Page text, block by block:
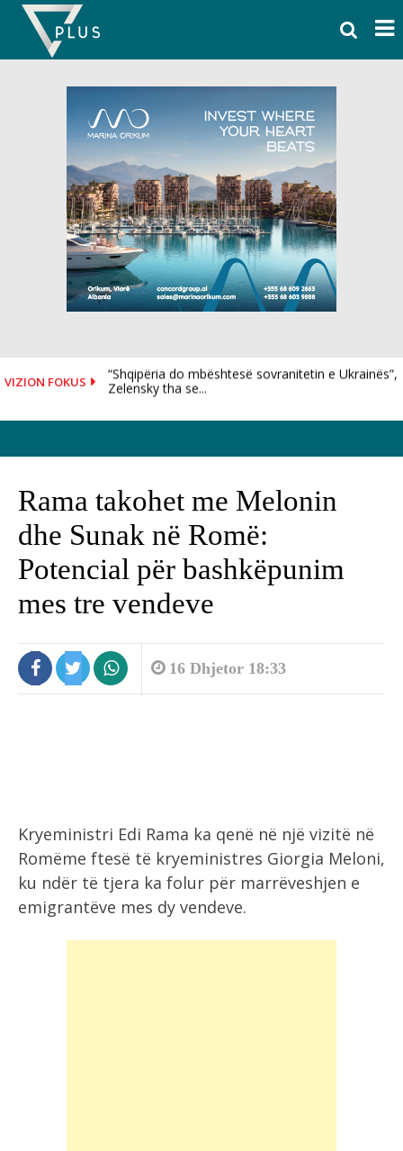
Skip
content
VIZION FOKUS
“Shqipëria do mbështesë sovranitetin e Ukrainës”,
Zelensky tha se...
Rama takohet me Melonin
dhe Sunak në Romë:
Potencial për bashkëpunim
mes tre vendeve
16 Dhjetor 18:33
Kryeministri Edi Rama ka qenë në një vizitë në
Romëme ftesë të kryeministres Giorgia Meloni,
ku ndër të tjera ka folur për marrëveshjen e
emigrantëve mes dy vendeve.